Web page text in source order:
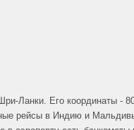
Ланки. Его координаты -
рейсы в Индию и